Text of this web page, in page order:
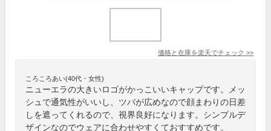
価格と在庫を楽天でチェック >>
ころころあい(40代・女性)
ニューエラの大きいロゴがかっこいいキャップです。メッ
シュで通気性がいいし、ツバが広めなので顔まわりの日差
しを遮ってくれるので、視界良好になります。シンプルデ
ザインなのでウェアに合わせやすくておすすめです。